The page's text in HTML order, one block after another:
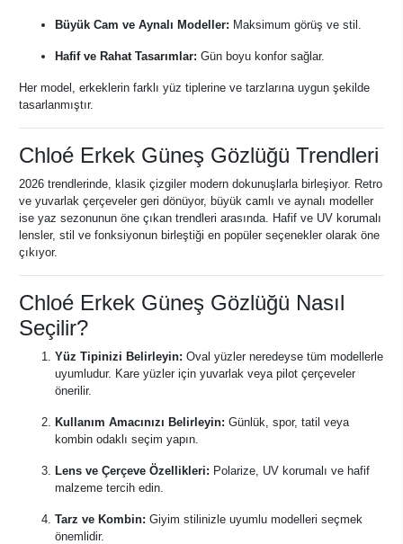
Büyük Cam ve Aynalı Modeller: Maksimum görüş ve stil.
Hafif ve Rahat Tasarımlar: Gün boyu konfor sağlar.
Her model, erkeklerin farklı yüz tiplerine ve tarzlarına uygun şekilde
tasarlanmıştır.
Chloé Erkek Güneş Gözlüğü Trendleri
2026 trendlerinde, klasik çizgiler modern dokunuşlarla birleşiyor. Retro
ve yuvarlak çerçeveler geri dönüyor, büyük camlı ve aynalı modeller
ise yaz sezonunun öne çıkan trendleri arasında. Hafif ve UV korumalı
lensler, stil ve fonksiyonun birleştiği en popüler seçenekler olarak öne
çıkıyor.
Chloé Erkek Güneş Gözlüğü Nasıl
Seçilir?
Yüz Tipinizi Belirleyin: Oval yüzler neredeyse tüm modellerle
uyumludur. Kare yüzler için yuvarlak veya pilot çerçeveler
önerilir.
Kullanım Amacınızı Belirleyin: Günlük, spor, tatil veya
kombin odaklı seçim yapın.
Lens ve Çerçeve Özellikleri: Polarize, UV korumalı ve hafif
malzeme tercih edin.
Tarz ve Kombin: Giyim stilinizle uyumlu modelleri seçmek
önemlidir.